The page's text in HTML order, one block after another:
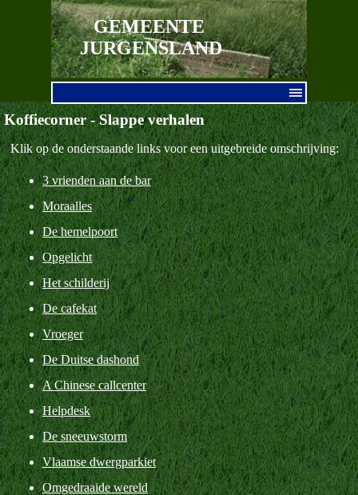
Ga naar de inhoud
GEMEENTE
JURGENSLAND
Koffiecorner - Slappe verhalen
Klik op de onderstaande links voor een uitgebreide omschrijving:
3 vrienden aan de bar
Moraalles
De hemelpoort
Opgelicht
Het schilderij
De cafekat
Vroeger
De Duitse dashond
A Chinese callcenter
Helpdesk
De sneeuwstorm
Vlaamse dwergparkiet
Omgedraaide wereld